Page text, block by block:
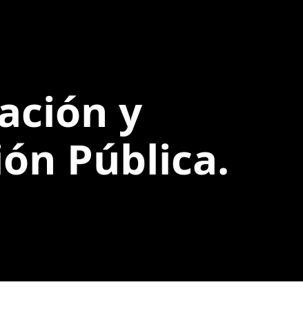
y
Pública.